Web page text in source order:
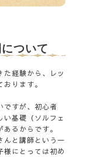
ついて
た経験から、レッ
ります。
ですが、初心者
い基礎（ソルフェ
るからです。
んと講師という一
様にとっては初め